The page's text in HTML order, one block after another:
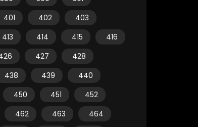
401 402
403
413 414 415
416
427
428
438 439
440
450 451
452
462 463
464